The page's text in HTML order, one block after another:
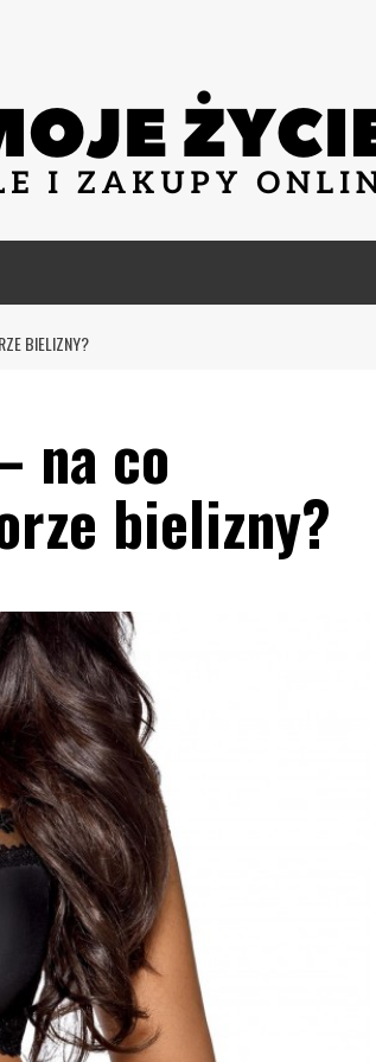
BIELIZNY?
na co
bielizny?
Blog
Jak wybrać salę na kameralne wesele?
Redakcja
13 lipca, 2026
Organizacja kameralnego wesela to wyjątkowe
wyzwanie, które wymaga starannego planowania.
Wybór odpowiedniej sali to kluczowy krok w tym
procesie. Sala na kameralne wesele powinna